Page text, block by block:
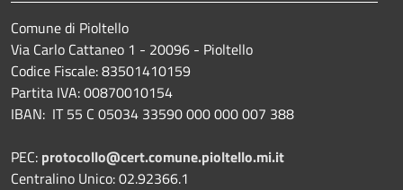
Comune di Pioltello
Via Carlo Cattaneo 1 - 20096 - Pioltello
Codice Fiscale: 83501410159
Partita IVA: 00870010154
IBAN: IT 55 C 05034 33590 000 000 007 388
PEC: protocollo@cert.comune.pioltello.mi.it
Centralino Unico: 02.92366.1